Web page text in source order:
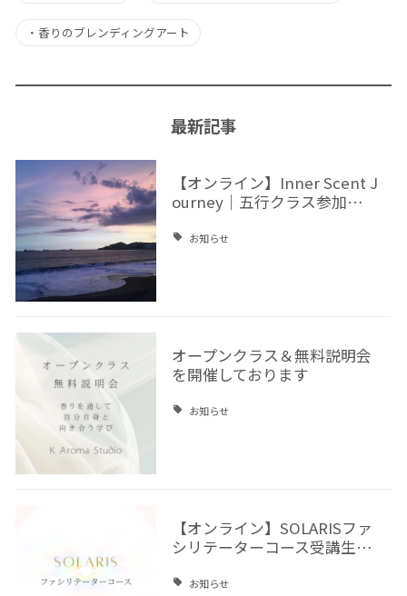
・ 香りのブレンディングアート
最新記事
【オンライン】Inner Scent J
ourney｜五行クラス参加…
お知らせ
オープンクラス＆無料説明会
を開催しております
お知らせ
【オンライン】SOLARISファ
シリテーターコース受講生…
お知らせ